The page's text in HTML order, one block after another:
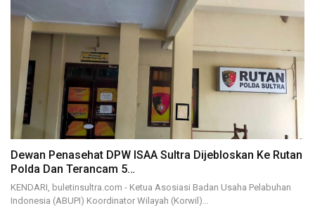
Dewan Penasehat DPW ISAA Sultra Dijebloskan Ke Rutan
Polda Dan Terancam 5…
KENDARI, buletinsultra.com - Ketua Asosiasi Badan Usaha Pelabuhan
Indonesia (ABUPI) Koordinator Wilayah (Korwil)…